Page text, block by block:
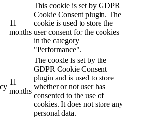
11
months
This cookie is set by GDPR
Cookie Consent plugin. The
cookie is used to store the
user consent for the cookies
in the category
"Performance".
11
months
The cookie is set by the
GDPR Cookie Consent
plugin and is used to store
whether or not user has
consented to the use of
cookies. It does not store any
personal data.